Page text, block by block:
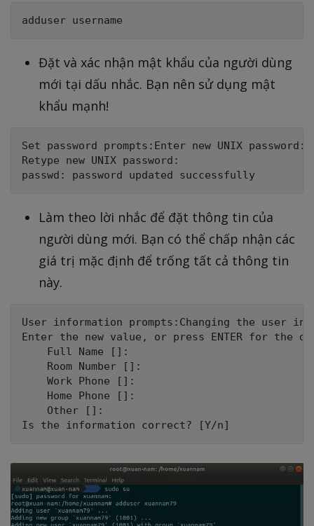
Đặt và xác nhận mật khẩu của người dùng
mới tại dấu nhắc. Bạn nên sử dụng mật
khẩu mạnh!
Set password prompts:Enter new UNIX password:
Retype new UNIX password:
Làm theo lời nhắc để đặt thông tin của
người dùng mới. Bạn có thể chấp nhận các
giá trị mặc định để trống tất cả thông tin
này.
User information prompts:Changing the user
Enter the new value, or press ENTER for the
    Full Name []:
    Room Number []:
    Work Phone []:
    Home Phone []:
    Other []: